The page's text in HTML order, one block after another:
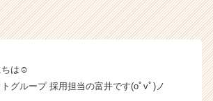
ン
チ
ちは☺
グループ 採用担当の富井です(oﾟvﾟ)ノ